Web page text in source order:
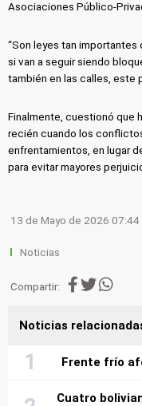
Asociaciones Público-
“Son leyes tan
si van a seguir siendo
también en las calles, este
Finalmente, cuestionó que
recién cuando los
enfrentamientos, en lugar
para evitar mayores
13 de Mayo de 2026 07:44
Noticias
Compartir:
Noticias
Frente frío
Cuatro